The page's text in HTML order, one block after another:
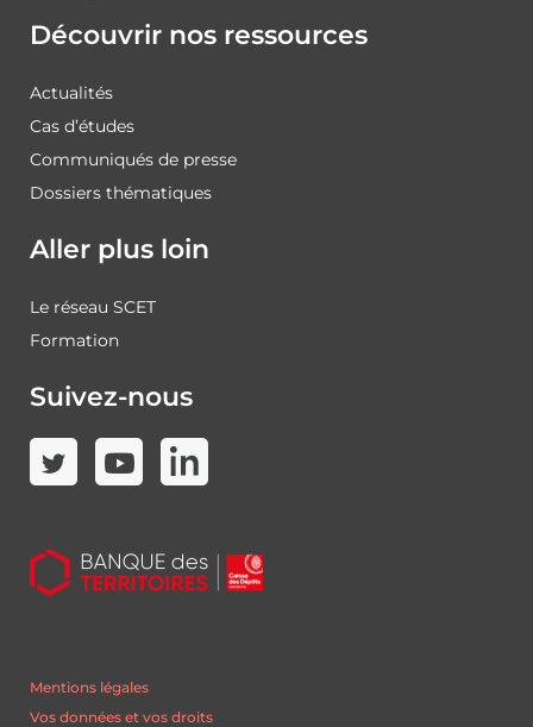
Découvrir nos ressources
Actualités
Cas d’études
Communiqués de presse
Dossiers thématiques
Aller plus loin
Le réseau SCET
Formation
Suivez-nous
Mentions légales
Vos données et vos droits